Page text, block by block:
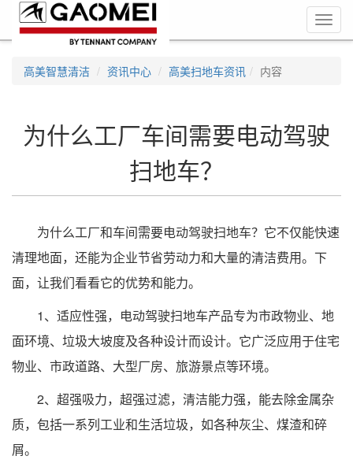
高美智慧清洁 资讯中心 高美扫地车资讯 内容
为什么工厂车间需要电动驾驶
扫地车？
为什么工厂和车间需要电动驾驶扫地车？它不仅能快速
清理地面，还能为企业节省劳动力和大量的清洁费用。下
面，让我们看看它的优势和能力。
1、适应性强，电动驾驶扫地车产品专为市政物业、地
面环境、垃圾大坡度及各种设计而设计。它广泛应用于住宅
物业、市政道路、大型厂房、旅游景点等环境。
2、超强吸力，超强过滤，清洁能力强，能去除金属杂
质，包括一系列工业和生活垃圾，如各种灰尘、煤渣和碎
屑。